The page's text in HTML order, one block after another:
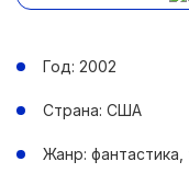
Год: 2002
Страна: США
Жанр: